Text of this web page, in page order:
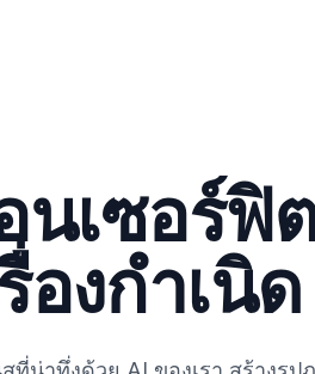
นเซอร์ฟิ
องกำเนิด